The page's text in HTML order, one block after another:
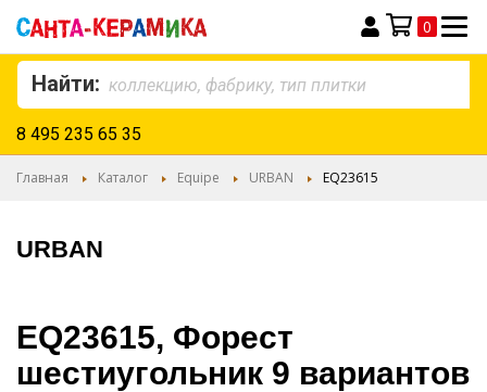
Моя корзина
0
Найти:
8 495 235 65 35
Главная Каталог Equipe URBAN EQ23615
URBAN
EQ23615, Форест
шестиугольник 9 вариантов